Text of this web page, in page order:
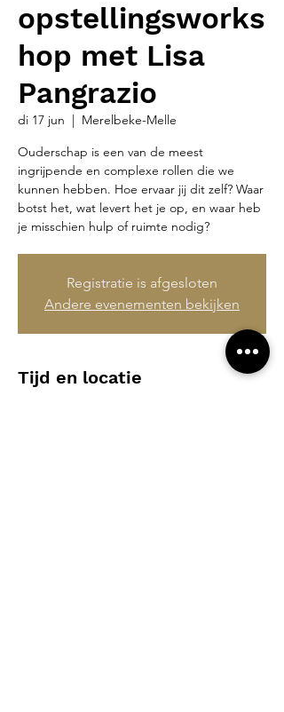
opstellingsworks
hop met Lisa
Pangrazio
di 17 jun
  |
Merelbeke-Melle
Ouderschap is een van de meest
ingrijpende en complexe rollen die we
kunnen hebben. Hoe ervaar jij dit zelf? Waar
botst het, wat levert het je op, en waar heb
je misschien hulp of ruimte nodig?
Registratie is afgesloten
Andere evenementen bekijken
Tijd en locatie